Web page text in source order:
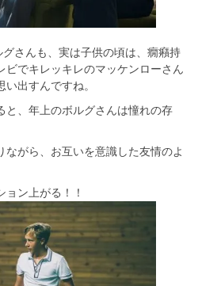
さんも、実は子供の頃は、癇癪持
ビでキレッキレのマッケンローさん
出すんですね。
と、年上のボルグさんは憧れの存
ながら、お互いを意識した友情のよ
ン上がる！！